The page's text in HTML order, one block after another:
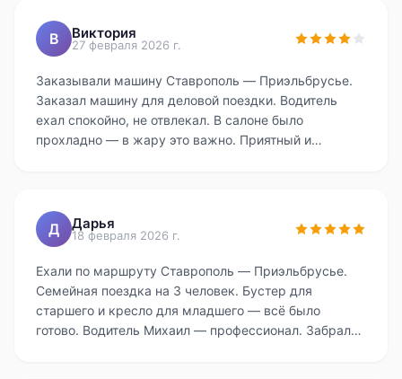
В Виктория
27 февраля 2026 г.
Заказывали машину Ставрополь — Приэльбрусье.
Заказал машину для деловой поездки. Водитель
ехал спокойно, не отвлекал. В салоне было
прохладно — в жару это важно. Приятный и
Д Дарья
18 февраля 2026 г.
Ехали по маршруту Ставрополь — Приэльбрусье.
Семейная поездка на 3 человек. Бустер для
старшего и кресло для младшего — всё было
готово. Водитель Михаил — профессионал. Забрали